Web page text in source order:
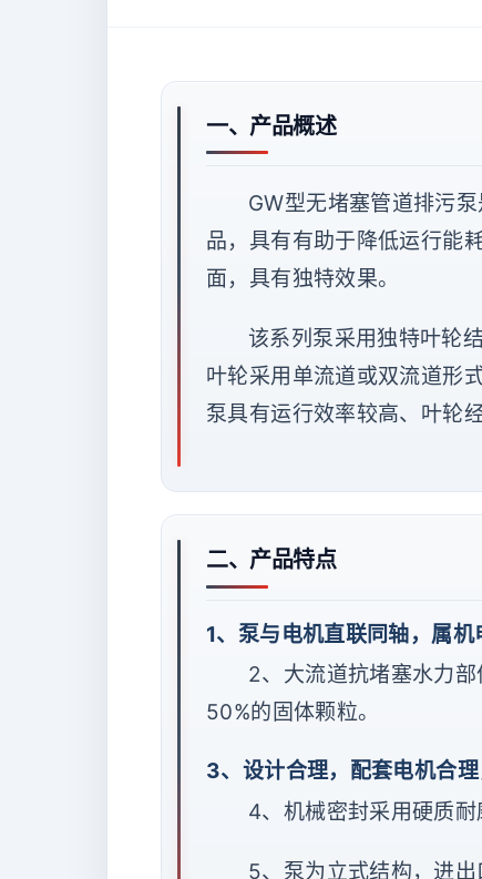
一、产品概述
GW型无堵塞管道排污
品，具有有助于降低运行能
面，具有独特效果。
该系列泵采用独特叶轮
叶轮采用单流道或双流道形
泵具有运行效率较高、叶轮
二、产品特点
1、泵与电机直联同轴，属机
2、大流道抗堵塞水力
50%的固体颗粒。
3、设计合理，配套电机合
4、机械密封采用硬质
5、泵为立式结构，进